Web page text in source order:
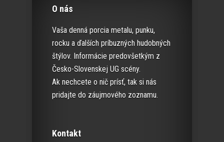
O nás
Vaša denná porcia metalu, punku,
rocku a ďalších príbuzných hudobných
štýlov. Informácie predovšetkým z
Česko-Slovenskej UG scény.
Ak nechcete o nič prísť, tak si nás
pridajte do záujmového zoznamu.
Kontakt